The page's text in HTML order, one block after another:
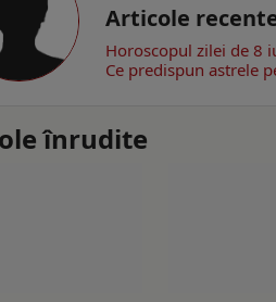
Articole
Horoscopul zilei de 8
Ce predispun astrele
înrudite